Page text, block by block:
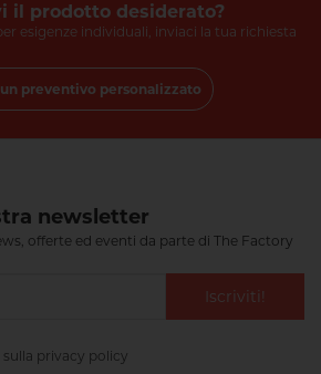
il prodotto desiderato?
esigenze individuali, inviaci la tua richiesta
preventivo personalizzato
newsletter
offerte ed eventi da parte di The Factory
Iscriviti!
privacy policy